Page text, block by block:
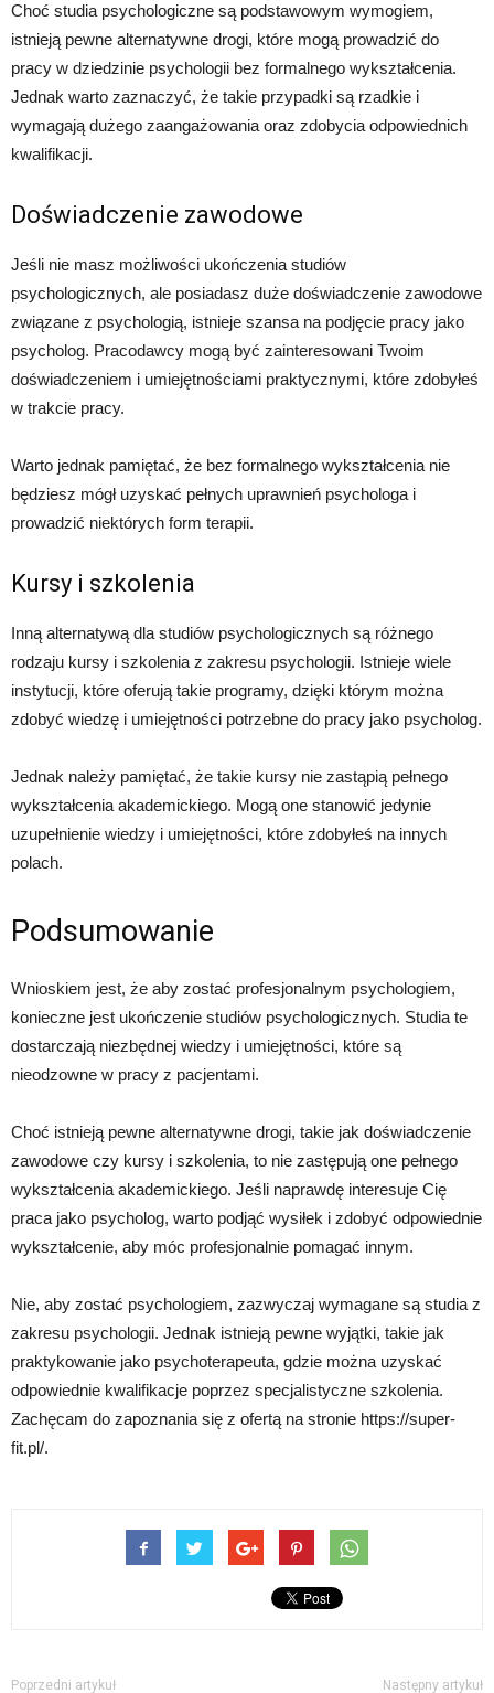
Choć studia psychologiczne są podstawowym wymogiem,
istnieją pewne alternatywne drogi, które mogą prowadzić do
pracy w dziedzinie psychologii bez formalnego wykształcenia.
Jednak warto zaznaczyć, że takie przypadki są rzadkie i
wymagają dużego zaangażowania oraz zdobycia odpowiednich
kwalifikacji.
Doświadczenie zawodowe
Jeśli nie masz możliwości ukończenia studiów
psychologicznych, ale posiadasz duże doświadczenie zawodowe
związane z psychologią, istnieje szansa na podjęcie pracy jako
psycholog. Pracodawcy mogą być zainteresowani Twoim
doświadczeniem i umiejętnościami praktycznymi, które zdobyłeś
w trakcie pracy.
Warto jednak pamiętać, że bez formalnego wykształcenia nie
będziesz mógł uzyskać pełnych uprawnień psychologa i
prowadzić niektórych form terapii.
Kursy i szkolenia
Inną alternatywą dla studiów psychologicznych są różnego
rodzaju kursy i szkolenia z zakresu psychologii. Istnieje wiele
instytucji, które oferują takie programy, dzięki którym można
zdobyć wiedzę i umiejętności potrzebne do pracy jako psycholog.
Jednak należy pamiętać, że takie kursy nie zastąpią pełnego
wykształcenia akademickiego. Mogą one stanowić jedynie
uzupełnienie wiedzy i umiejętności, które zdobyłeś na innych
polach.
Podsumowanie
Wnioskiem jest, że aby zostać profesjonalnym psychologiem,
konieczne jest ukończenie studiów psychologicznych. Studia te
dostarczają niezbędnej wiedzy i umiejętności, które są
nieodzowne w pracy z pacjentami.
Choć istnieją pewne alternatywne drogi, takie jak doświadczenie
zawodowe czy kursy i szkolenia, to nie zastępują one pełnego
wykształcenia akademickiego. Jeśli naprawdę interesuje Cię
praca jako psycholog, warto podjąć wysiłek i zdobyć odpowiednie
wykształcenie, aby móc profesjonalnie pomagać innym.
Nie, aby zostać psychologiem, zazwyczaj wymagane są studia z
zakresu psychologii. Jednak istnieją pewne wyjątki, takie jak
praktykowanie jako psychoterapeuta, gdzie można uzyskać
odpowiednie kwalifikacje poprzez specjalistyczne szkolenia.
Zachęcam do zapoznania się z ofertą na stronie https://super-
fit.pl/.
Poprzedni artykuł Następny artykuł